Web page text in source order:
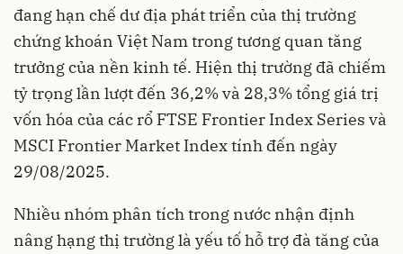
đang hạn chế dư địa phát triển của thị trường
chứng khoán Việt Nam trong tương quan tăng
trưởng của nền kinh tế. Hiện thị trường đã chiếm
tỷ trọng lần lượt đến 36,2% và 28,3% tổng giá trị
vốn hóa của các rổ FTSE Frontier Index Series và
MSCI Frontier Market Index tính đến ngày
29/08/2025.
Nhiều nhóm phân tích trong nước nhận định
nâng hạng thị trường là yếu tố hỗ trợ đà tăng của